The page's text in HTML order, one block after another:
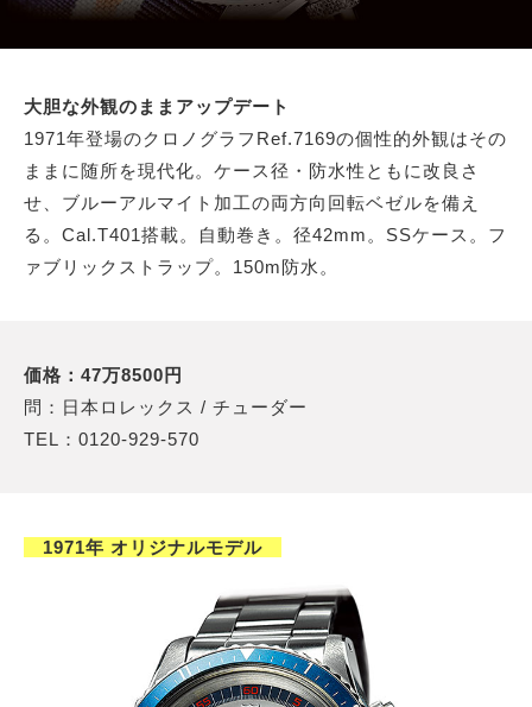
大胆な外観のままアップデート
1971年登場のクロノグラフRef.7169の個性的外観はその
ままに随所を現代化。ケース径・防水性ともに改良さ
せ、ブルーアルマイト加工の両方向回転ベゼルを備え
る。Cal.T401搭載。自動巻き。径42mm。SSケース。フ
ァブリックストラップ。150m防水。
価格：47万8500円
問：日本ロレックス / チューダー
TEL：0120-929-570
1971年 オリジナルモデル